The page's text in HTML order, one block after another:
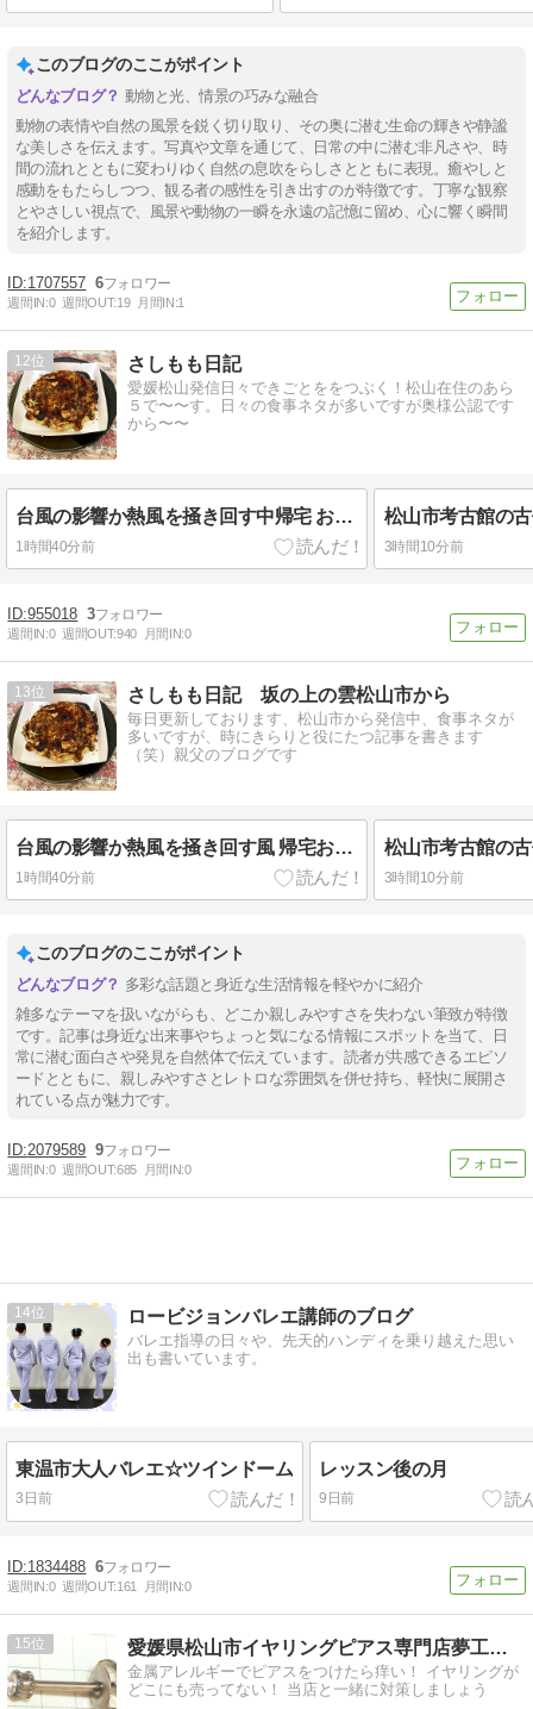
このブログのここがポイント
動物と光、情景の巧みな融合
動物の表情や自然の風景を鋭く切り取り、その奥に潜む生命の輝きや静謐
な美しさを伝えます。写真や文章を通じて、日常の中に潜む非凡さや、時
間の流れとともに変わりゆく自然の息吹をらしさとともに表現。癒やしと
感動をもたらしつつ、観る者の感性を引き出すのが特徴です。丁寧な観察
とやさしい視点で、風景や動物の一瞬を永遠の記憶に留め、心に響く瞬間
を紹介します。
1707557 6
週間IN:0 週間OUT:19 月間IN:1
12 さしもも日記
愛媛松山発信日々できごとををつぶく！松山在住のあら
５で〜〜す。日々の食事ネタが多いですが奥様公認です
から〜〜
台風の影響か熱風を掻き回す中帰宅 お好み焼きを食べる
1時間40分前
松山市考古館の
3時間10分前
955018 3
週間IN:0 週間OUT:940 月間IN:0
13 さしもも日記 坂の上の雲松山市から
毎日更新しております、松山市から発信中、食事ネタが
多いですが、時にきらりと役にたつ記事を書きます
（笑）親父のブログです
台風の影響か熱風を掻き回す風 帰宅お好み焼きを食べる
1時間40分前
松山市考古館の
3時間10分前
このブログのここがポイント
多彩な話題と身近な生活情報を軽やかに紹介
雑多なテーマを扱いながらも、どこか親しみやすさを失わない筆致が特徴
です。記事は身近な出来事やちょっと気になる情報にスポットを当て、日
常に潜む面白さや発見を自然体で伝えています。読者が共感できるエピソ
ードとともに、親しみやすさとレトロな雰囲気を併せ持ち、軽快に展開さ
れている点が魅力です。
2079589 9
週間IN:0 週間OUT:685 月間IN:0
14 ロービジョンバレエ講師のブログ
バレエ指導の日々や、先天的ハンディを乗り越えた思い
出も書いています。
東温市大人バレエ☆ツインドーム
3日前
レッスン後の月
9日前
1834488 6
週間IN:0 週間OUT:161 月間IN:0
15 愛媛県松山市イヤリングピアス専門店夢工房アクセサリーズ別館
金属アレルギーでピアスをつけたら痒い！ イヤリングが
どこにも売ってない！ 当店と一緒に対策しましょう